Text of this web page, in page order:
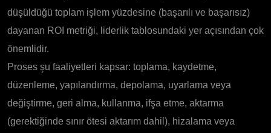
düşüldüğü toplam işlem yüzdesine (başarılı ve başarısız)
dayanan ROI metriği, liderlik tablosundaki yer açısından çok
önemlidir.
Proses şu faaliyetleri kapsar: toplama, kaydetme,
düzenleme, yapılandırma, depolama, uyarlama veya
değiştirme, geri alma, kullanma, ifşa etme, aktarma
(gerektiğinde sınır ötesi aktarım dahil), hizalama veya